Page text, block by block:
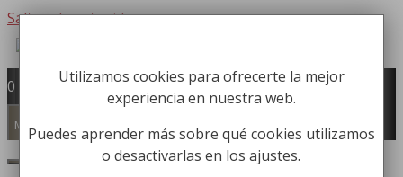
Saltar al contenido
Fabricación y comercialización de
equipamiento para la higiene industrial
Búsqueda de productos
0
Menú
Utilizamos cookies para ofrecerte la mejor
experiencia en nuestra web.
Puedes aprender más sobre qué cookies utilizamos
o desactivarlas en los ajustes.